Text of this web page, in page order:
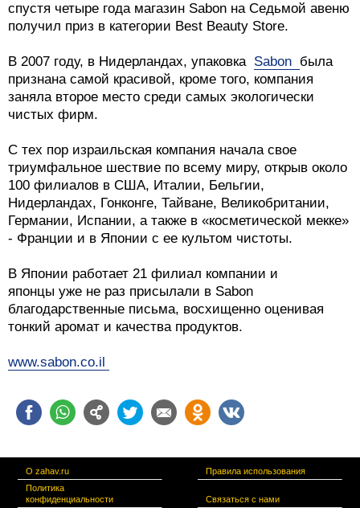
спустя четыре года магазин Sabon на Седьмой авеню
получил приз в категории Best Beauty Store.
В 2007 году, в Нидерландах, упаковка Sabon была
признана самой красивой, кроме того, компания
заняла второе место среди самых экологически
чистых фирм.
С тех пор израильская компания начала свое
триумфальное шествие по всему миру, открыв около
100 филиалов в США, Италии, Бельгии,
Нидерландах, Гонконге, Тайване, Великобритании,
Германии, Испании, а также в «косметической мекке»
- Франции и в Японии с ее культом чистоты.
В Японии работает 21 филиал компании и
японцы уже не раз присылали в Sabon
благодарственные письма, восхищенно оценивая
тонкий аромат и качества продуктов.
www.sabon.co.il
О zahav.ru
Правила использования
Политика
конфиденциальности
Связаться с нами